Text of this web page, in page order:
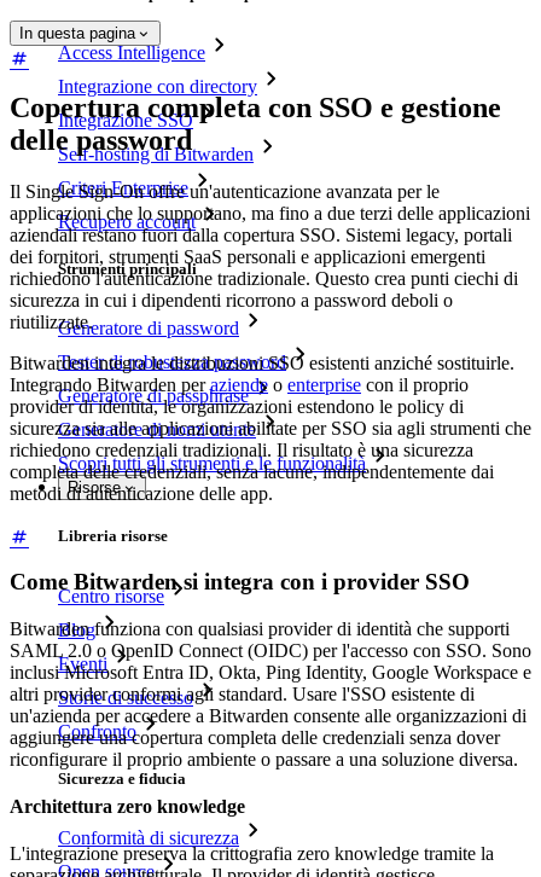
Access Intelligence
Integrazione con directory
Integrazione SSO
Self-hosting di Bitwarden
Criteri Enterprise
Recupero account
Strumenti principali
Generatore di password
Tester di robustezza password
Generatore di passphrase
Generatore di nomi utente
Scopri tutti gli strumenti e le funzionalità
Risorse
Libreria risorse
Centro risorse
Blog
Eventi
Storie di successo
Confronto
Sicurezza e fiducia
Conformità di sicurezza
Open source
In questa pagina
Copertura completa con SSO e gestione
delle password
Il Single Sign-On offre un'autenticazione avanzata per le
applicazioni che lo supportano, ma fino a due terzi delle applicazioni
aziendali restano fuori dalla copertura SSO. Sistemi legacy, portali
dei fornitori, strumenti SaaS personali e applicazioni emergenti
richiedono l'autenticazione tradizionale. Questo crea punti ciechi di
sicurezza in cui i dipendenti ricorrono a password deboli o
riutilizzate.
Bitwarden integra le distribuzioni SSO esistenti anziché sostituirle.
Integrando Bitwarden peraziende o enterprise con il proprio
provider di identità, le organizzazioni estendono le policy di
sicurezza sia alle applicazioni abilitate per SSO sia agli strumenti che
richiedono credenziali tradizionali. Il risultato è una sicurezza
completa delle credenziali, senza lacune, indipendentemente dai
metodi di autenticazione delle app.
Come Bitwarden si integra con i provider SSO
Bitwarden funziona con qualsiasi provider di identità che supporti
SAML 2.0 o OpenID Connect (OIDC) per l'accesso con SSO. Sono
inclusi Microsoft Entra ID, Okta, Ping Identity, Google Workspace e
altri provider conformi agli standard. Usare l'SSO esistente di
un'azienda per accedere a Bitwarden consente alle organizzazioni di
aggiungere una copertura completa delle credenziali senza dover
riconfigurare il proprio ambiente o passare a una soluzione diversa.
Architettura zero knowledge
L'integrazione preserva la crittografia zero knowledge tramite la